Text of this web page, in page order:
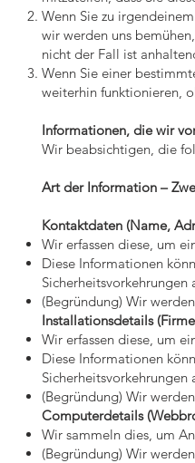
Wenn Sie zu
wir werden uns
nicht der Fall ist
Wenn Sie einer
weiterhin funktionieren,
Informationen, die wir
Wir beabsichtigen, die
Art der Information –
Kontaktdaten (Name,
Wir erfassen diese, um
Diese Informationen
(Begründung) Wir
Installationsdetails
Wir erfassen diese, um
Diese Informationen
(Begründung) Wir
Computerdetails
Wir sammeln dies, um
(Begründung) Wir